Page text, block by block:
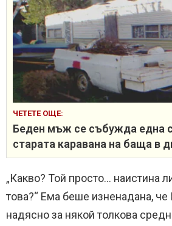
ЧЕТЕТЕ ОЩЕ:
Беден мъж се събужда една
старата каравана на баща в
„Какво? Той просто… наистина
това?“ Ема беше изненадана,
надясно за някой толкова